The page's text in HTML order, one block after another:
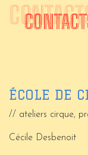
ÉCOLE DE
// ateliers cirque,
Cécile Desbenoit